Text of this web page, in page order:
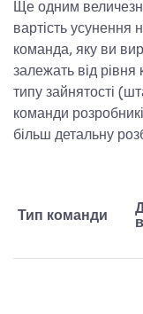
Ще одним
вартість усунення
команда, яку ви
залежать від рівня
типу зайнятості
команди
більш детальну
Тип команди